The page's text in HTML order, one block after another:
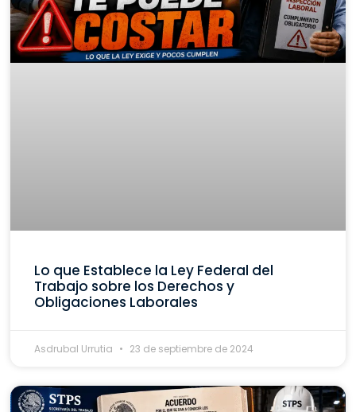
Lo que Establece la Ley Federal del
Trabajo sobre los Derechos y
Obligaciones Laborales
Asdrubal Urrutia 23 de septiembre de 2024